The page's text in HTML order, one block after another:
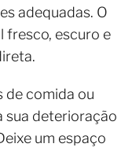
adequadas. O
fresco, escuro e
de comida ou
sua deterioração
um espaço